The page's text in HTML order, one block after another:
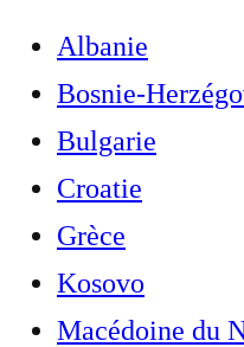
Albanie
Bosnie-
Bulgarie
Croatie
Grèce
Kosovo
Macédoine du